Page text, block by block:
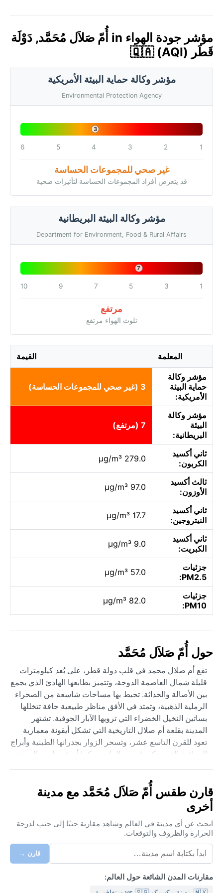
مؤشر جودة الهواء in أُمّ صَلاَل مُحَمَّد, دَوْلَة
قَطَر 🇶🇦 (AQI)
مؤشر وكالة حماية البيئة الأمريكية
Environmental Protection Agency
3
1
2
3
4
5
6
غير صحي للمجموعات الحساسة
قد يتعرض أفراد المجموعات الحساسة لتأثيرات صحية
مؤشر وكالة البيئة البريطانية
Department for Environment, Food & Rural Affairs
7
1
3
5
7
9
10
مرتفع
تلوث الهواء مرتفع
المعلمة القيمة
مؤشر وكالة
حماية البيئة
الأمريكية:
3 (غير صحي للمجموعات الحساسة)
مؤشر وكالة
البيئة
البريطانية:
7 (مرتفع)
ثاني أكسيد
الكربون:
279.0 µg/m³
ثالث أكسيد
الأوزون:
97.0 µg/m³
ثاني أكسيد
النيتروجين:
17.7 µg/m³
ثاني أكسيد
الكبريت:
9.0 µg/m³
جزئيات
PM2.5:
57.0 µg/m³
جزئيات
PM10:
82.0 µg/m³
حول أُمّ صَلاَل مُحَمَّد
تقع أم صلال محمد في قلب دولة قطر، على بُعد كيلومترات
قليلة شمال العاصمة الدوحة، وتتميز بطابعها الهادئ الذي يجمع
بين الأصالة والحداثة. تحيط بها مساحات شاسعة من الصحراء
الرملية الذهبية، وتمتد في الأفق مناظر طبيعية جافة تتخللها
بساتين النخيل الخضراء التي ترويها الآبار الجوفية. تشتهر
المدينة بقلعة أم صلال التاريخية التي تشكل أيقونة معمارية
تعود للقرن التاسع عشر، وتسحر الزوار بجدرانها الطينية وأبراج
المراقبة التي تحكي قصص الماضي. كما أن قربها من الدوحة
العاصمة الحديثة ككورنيش الواجهة البحرية ومتحف الفن
الإسلامي.
حيث تشتد حرارة الصيف من مايو حتى سبتمبر فتتجاوز
درجات الحرارة 45 مئوية، وترتفع الرطوبة النسبية خاصة في
الليل مسببة شعوراً بالاختناق. أما الشتاء فهو موسم معتدل
وجميل، تتراوح الحرارة فيه بين 14 و24 مئوية، وتهطل أمطار
متفرقة نادرة لا تتجاوز 75 ملم سنوياً، وغالباً في شهري يناير
وفبراير. ينصح بارتداء الملابس القطنية الخفيفة والفضفاضة
في الصيف مع قبعة ونظارات شمسية وكريم واقٍ، أما في
قارن طقس أُمّ صَلاَل مُحَمَّد مع مدينة
أخرى
ابحث عن أي مدينة في العالم وشاهد مقارنة جنبًا إلى جنب لدرجة
الحرارة والظروف والتوقعات.
قارن →
مقارنات المدن الشائعة حول العالم: